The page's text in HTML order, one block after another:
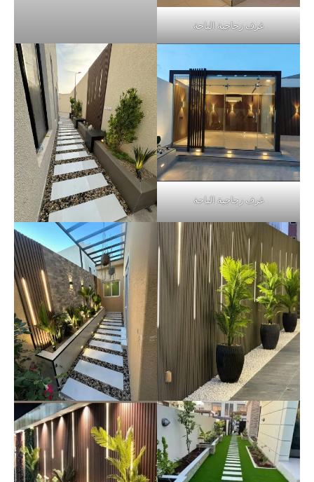
غرف زجاجية الباحة
غرف زجاجية الباحة